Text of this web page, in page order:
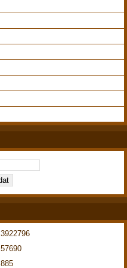
3922796
57690
885